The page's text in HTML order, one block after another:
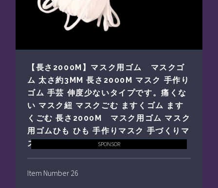
【長さ2000M】マスク用ゴム マスクゴ
ム 太さ約3MM 長さ2000M マスク 手作り
ゴム 手芸 伸度少ないタイプです。痛くな
い マスク紐 マスクごむ ますくゴム ます
くごむ 長さ2000M マスク用ゴム マスク
用ゴムひも ひも 手作りマスク 手づくりマ
スク ハンドメイド 白
Item Number 26
SPONSOR